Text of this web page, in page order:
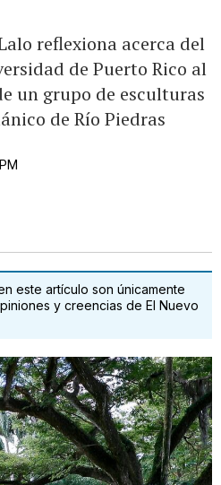
reflexiona acerca del
de Puerto Rico al
un grupo de esculturas
de Río Piedras
este artículo son únicamente
y creencias de El Nuevo